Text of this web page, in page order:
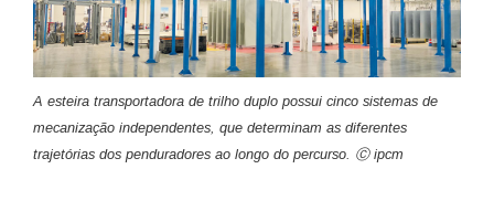
A esteira transportadora de trilho duplo possui cinco sistemas de
mecanização independentes, que determinam as diferentes
trajetórias dos penduradores ao longo do percurso. Ⓒ ipcm